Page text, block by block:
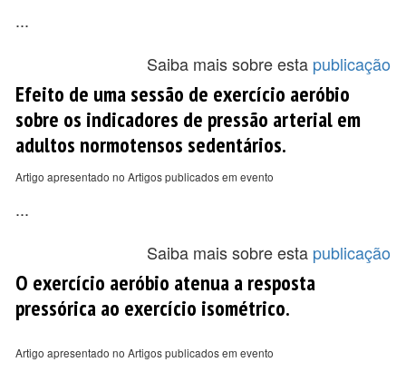
...
Saiba mais sobre esta publicação
Efeito de uma sessão de exercício aeróbio
sobre os indicadores de pressão arterial em
adultos normotensos sedentários.
Artigo apresentado no Artigos publicados em evento
...
Saiba mais sobre esta publicação
O exercício aeróbio atenua a resposta
pressórica ao exercício isométrico.
Artigo apresentado no Artigos publicados em evento